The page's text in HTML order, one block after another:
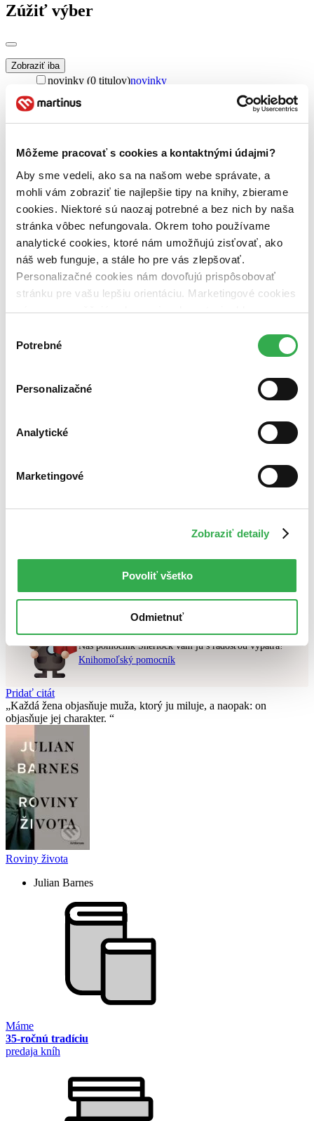
Môžeme pracovať s cookies a kontaktnými údajmi?
Aby sme vedeli, ako sa na našom webe správate, a
mohli vám zobraziť tie najlepšie tipy na knihy, zbierame
cookies. Niektoré sú naozaj potrebné a bez nich by naša
stránka vôbec nefungovala. Okrem toho používame
analytické cookies, ktoré nám umožňujú zisťovať, ako
náš web funguje, a stále ho pre vás zlepšovať.
Personalizačné cookies nám dovoľujú prispôsobovať
stránku pre vašu lepšiu orientáciu. Marketingové cookies
nám zas umožňujú zobrazenie relevantnej reklamy.
nám pomohlo, keby sme mohli používať všetky tieto
súhlasu
Potrebné
Personalizačné
Analytické
Marketingové
Zobraziť detaily
Povoliť všetko
Odmietnuť
Zúžiť výber
Zobraziť iba
novinky (0 titulov)novinky
predpredaj (0 titulov)predpredaj
pripravujeme (0 titulov)
dostupná (bez vypredaných) (0 titulov)dostupná (bez
vypredaných)
Nové / čítané
nová (0 titulov)nová
čítaná (0 titulov)čítaná
čítaná - výborný stav (0 titulov)čítaná - výborný stav
čítaná - mierne opotrebovaná (0 titulov)
čítaná - mierne
opotrebovaná
čítané verzie vypredaných kníh (0 titulov)čítané verzie
vypredaných kníh
Bestsellery
Najdrahšie
Najlacnejšie
v zľave
vyhovujúci zadaným podmienkam.
Skúste prosím zmeniť vyhľadávaný výraz.
Chcete poradiť knihu?
Náš pomocník Sherlock vám ju s radosťou vypátra!
Knihomoľský pomocník
Pridať citát
Každá žena objasňuje muža, ktorý ju miluje, a naopak: on
objasňuje jej charakter.
Roviny života
Julian Barnes
Máme
35-ročnú tradíciu
predaja kníh